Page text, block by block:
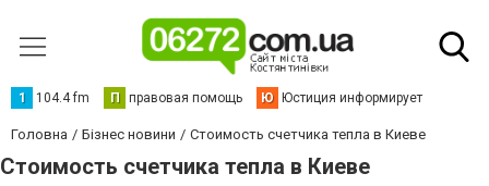
1 104.4 fm П правовая помощь Ю Юстиция информирует
Головна Бізнес новини Стоимость счетчика тепла в Киеве
Стоимость счетчика тепла в Киеве